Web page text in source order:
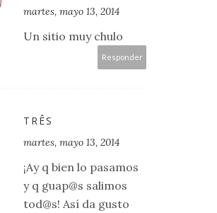
martes, mayo 13, 2014
Un sitio muy chulo
Responder
TRÊS
martes, mayo 13, 2014
¡Ay q bien lo pasamos
y q guap@s salimos
tod@s! Así da gusto